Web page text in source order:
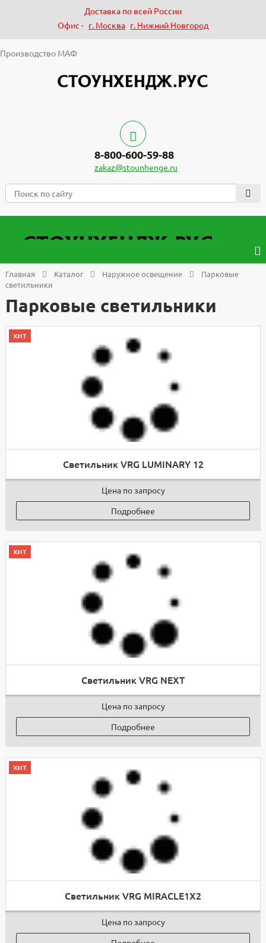
Доставка по всей России
Офис - г. Москва г. Нижний Новгород
Производство МАФ
8-800-600-59-88
zakaz@stounhenge.ru
Главная Каталог Наружное освещение
Парковые
светильники
Парковые светильники
хит
Светильник VRG LUMINARY 12
Цена по запросу
Подробнее
хит
Светильник VRG NEXT
Цена по запросу
Подробнее
хит
Светильник VRG MIRACLE1Х2
Цена по запросу